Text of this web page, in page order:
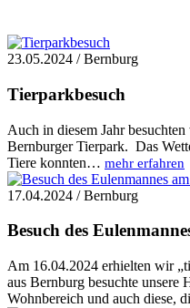
23.05.2024 / Bernburg
Tierparkbesuch
Auch in diesem Jahr
Bernburger Tierpark. Das
Tiere konnten… mehr erfahren
17.04.2024 / Bernburg
Besuch des
Am 16.04.2024 erhielten wir
aus Bernburg besuchte unsere
Wohnbereich und auch diese,